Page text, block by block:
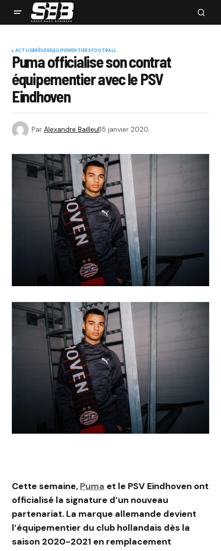
ACTUSBRÈVESEQUIPEMENTIERSFOOTBALL
Puma officialise son contrat
équipementier avec le PSV
Eindhoven
Par Alexandre Bailleul15 janvier 2020
Cette semaine, Puma et le PSV Eindhoven ont
officialisé la signature d’un nouveau
partenariat. La marque allemande devient
l’équipementier du club hollandais dès la
saison 2020-2021 en remplacement